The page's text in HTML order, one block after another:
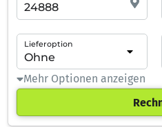
Lieferoption
Mehr Optionen anzeigen